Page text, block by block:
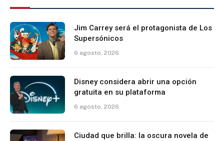
Jim Carrey será el protagonista de Los
Supersónicos
6 agosto, 2026
Disney considera abrir una opción
gratuita en su plataforma
6 agosto, 2026
Ciudad que brilla: la oscura novela de